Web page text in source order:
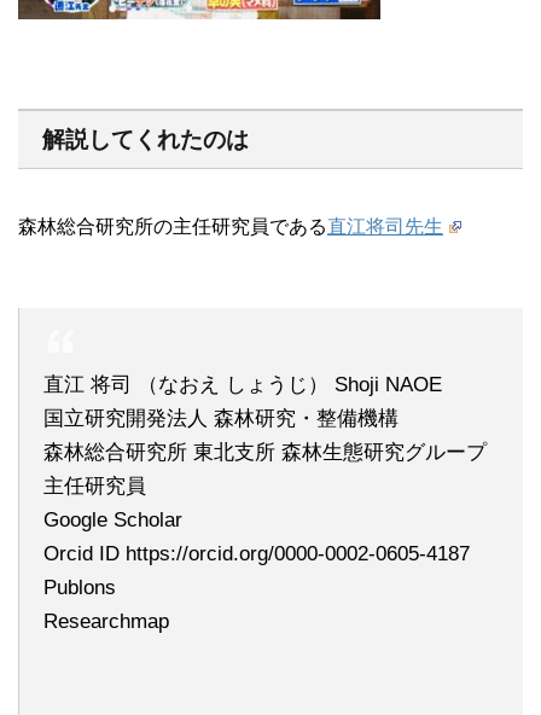
解説してくれたのは
森林総合研究所の主任研究員である直江将司先生
直江 将司 （なおえ しょうじ） Shoji NAOE
国立研究開発法人 森林研究・整備機構
森林総合研究所 東北支所 森林生態研究グループ
主任研究員
Google Scholar
Orcid ID https://orcid.org/0000-0002-0605-4187
Publons
Researchmap